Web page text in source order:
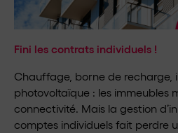
Fini les contrats individuels !
Chauffage, borne de recharge,
photovoltaïque : les immeubles
connectivité. Mais la gestion
comptes individuels fait perdre